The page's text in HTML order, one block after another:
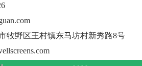
权，产品已远销埃及，俄罗斯，摩洛哥，
宾，越南，加拿大，玻利维亚，塞内加
区。
管铸就一口好井”与服务于客户，满意于
牧野区王村镇东马坊村新秀路8号